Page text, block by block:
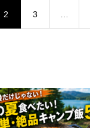
2 3